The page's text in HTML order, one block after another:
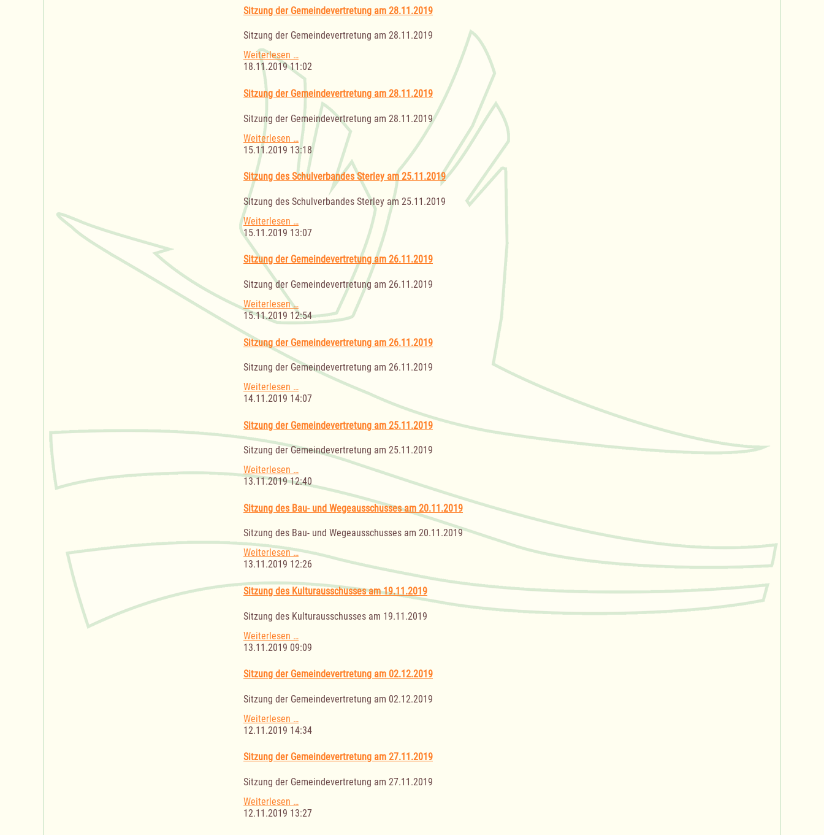
am
02.12.2019
Sitzung der Gemeindevertretung am 28.11.2019
Sitzung der Gemeindevertretung am 28.11.2019
Weiterlesen …Sitzung
der
Gemeindevertretung
am
28.11.2019
18.11.2019 11:02
Sitzung der Gemeindevertretung am 28.11.2019
Sitzung der Gemeindevertretung am 28.11.2019
Weiterlesen …Sitzung
der
Gemeindevertretung
am
28.11.2019
15.11.2019 13:18
Sitzung des Schulverbandes Sterley am 25.11.2019
Sitzung des Schulverbandes Sterley am 25.11.2019
Weiterlesen …
des
Sterley
am
25.11.2019
15.11.2019 13:07
Sitzung der Gemeindevertretung am 26.11.2019
Sitzung der Gemeindevertretung am 26.11.2019
Weiterlesen …Sitzung
der
Gemeindevertretung
am
26.11.2019
15.11.2019 12:54
Sitzung der Gemeindevertretung am 26.11.2019
Sitzung der Gemeindevertretung am 26.11.2019
Weiterlesen …Sitzung
der
am
26.11.2019
14.11.2019 14:07
Sitzung der Gemeindevertretung am 25.11.2019
Sitzung der Gemeindevertretung am 25.11.2019
Weiterlesen …Sitzung
der
Gemeindevertretung
am
25.11.2019
13.11.2019 12:40
Sitzung des Bau- und Wegeausschusses am 20.11.2019
Sitzung des Bau- und Wegeausschusses am 20.11.2019
Weiterlesen …Sitzung
des
und
Wegeausschusses
am
20.11.2019
13.11.2019 12:26
Sitzung des Kulturausschusses am 19.11.2019
Sitzung des Kulturausschusses am 19.11.2019
Weiterlesen …
des
am
19.11.2019
13.11.2019 09:09
Sitzung der Gemeindevertretung am 02.12.2019
Sitzung der Gemeindevertretung am 02.12.2019
Weiterlesen …
der
am
02.12.2019
12.11.2019 14:34
Sitzung der Gemeindevertretung am 27.11.2019
Sitzung der Gemeindevertretung am 27.11.2019
Weiterlesen …Sitzung
der
12.11.2019 13:27